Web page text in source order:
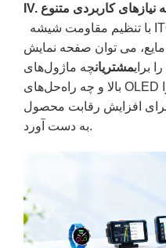
نیازهای کاربردی متنوع
مایع، می توان صفحه نمایش LCD و ماژول های LCD کاملاً
برایمشتریانچه ماژول‌های TFT با وضوح
بالا و چه راه‌حل‌های OLED کم‌مصرف، تطبیق دقیق را
افزایش رقابت محصول
به دست آورد.